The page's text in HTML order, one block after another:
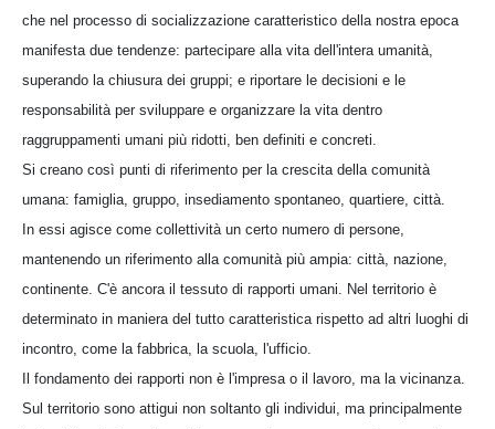
che nel processo di socializzazione caratteristico della nostra epoca
manifesta due tendenze: partecipare alla vita dell'intera umanità,
superando la chiusura dei gruppi; e riportare le decisioni e le
responsabilità per sviluppare e organizzare la vita dentro
raggruppamenti umani più ridotti, ben definiti e concreti.
Si creano così punti di riferimento per la crescita della comunità
umana: famiglia, gruppo, insediamento spontaneo, quartiere, città.
In essi agisce come collettività un certo numero di persone,
mantenendo un riferimento alla comunità più ampia: città, nazione,
continente. C'è ancora il tessuto di rapporti umani. Nel territorio è
determinato in maniera del tutto caratteristica rispetto ad altri luoghi di
incontro, come la fabbrica, la scuola, l'ufficio.
Il fondamento dei rapporti non è l'impresa o il lavoro, ma la vicinanza.
Sul territorio sono attigui non soltanto gli individui, ma principalmente